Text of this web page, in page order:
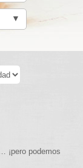
▼
¡pero podemos